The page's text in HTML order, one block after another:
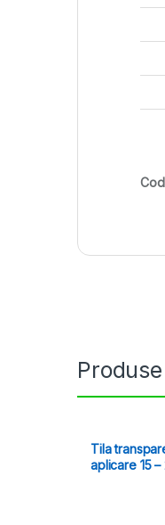
Tila
aplicare 15 –